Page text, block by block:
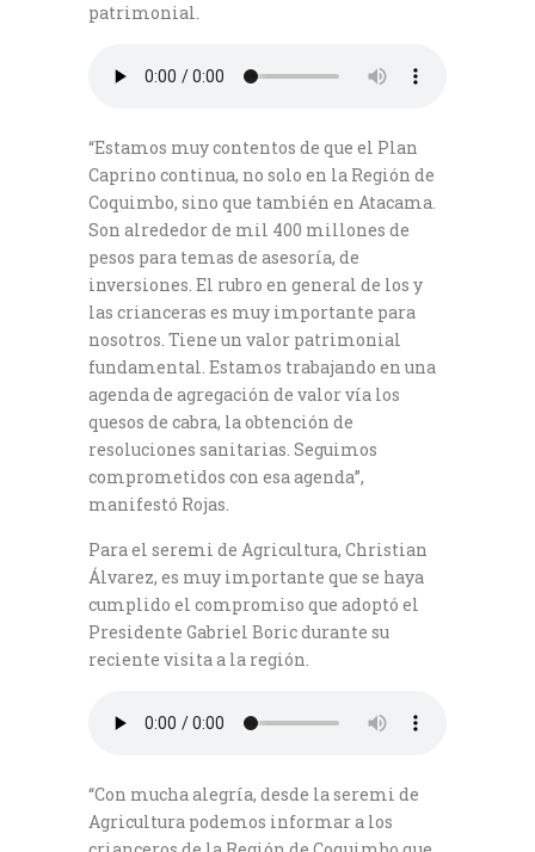
patrimonial.
“Estamos muy contentos de que el Plan
Caprino continua, no solo en la Región de
Coquimbo, sino que también en Atacama.
Son alrededor de mil 400 millones de
pesos para temas de asesoría, de
inversiones. El rubro en general de los y
las crianceras es muy importante para
nosotros. Tiene un valor patrimonial
fundamental. Estamos trabajando en una
agenda de agregación de valor vía los
quesos de cabra, la obtención de
resoluciones sanitarias. Seguimos
comprometidos con esa agenda”,
manifestó Rojas.
Para el seremi de Agricultura, Christian
Álvarez, es muy importante que se haya
cumplido el compromiso que adoptó el
Presidente Gabriel Boric durante su
reciente visita a la región.
“Con mucha alegría, desde la seremi de
Agricultura podemos informar a los